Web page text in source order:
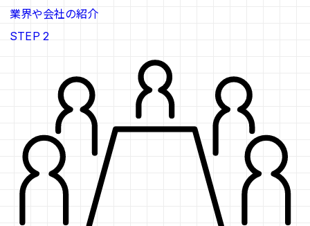
業界や会社の紹介
STEP 2